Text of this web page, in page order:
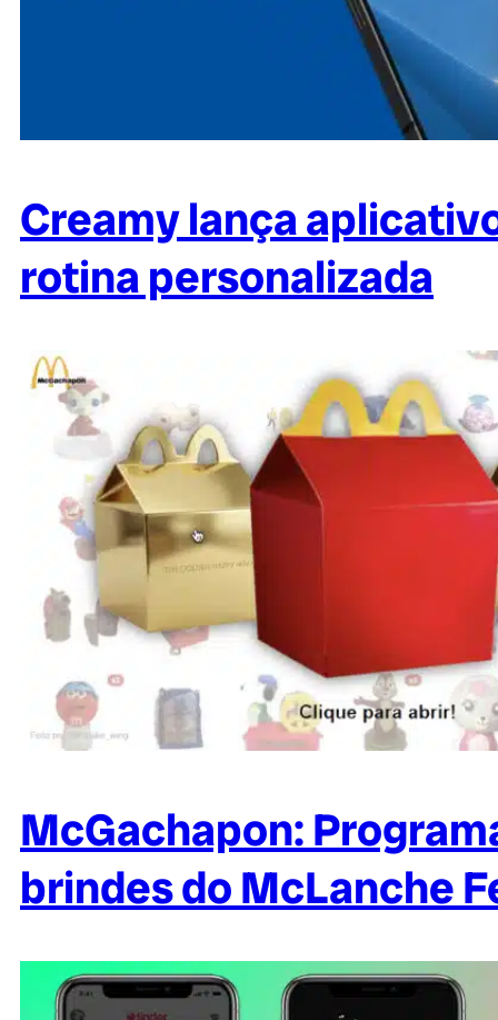
Creamy lança
rotina personalizada
McGachapon:
brindes do McLanche